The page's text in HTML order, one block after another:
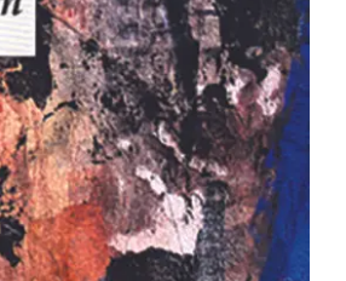
– Totems de silence